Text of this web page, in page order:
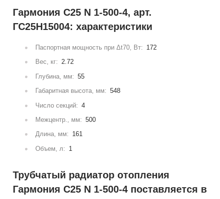
Гармония С25 N 1-500-4, арт.
ГС25Н15004: характеристики
Паспортная мощность при Δt70, Вт: 172
Вес, кг: 2.72
Глубина, мм: 55
Габаритная высота, мм: 548
Число секций: 4
Межцентр., мм: 500
Длина, мм: 161
Объем, л: 1
Трубчатый радиатор отопления
Гармония С25 N 1-500-4 поставляется в